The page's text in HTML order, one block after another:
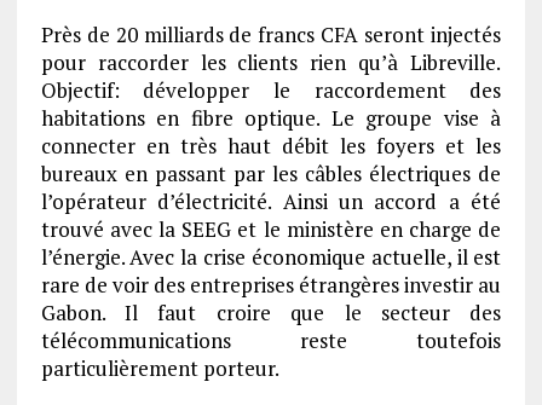
Près de 20 milliards de francs CFA seront injectés
pour raccorder les clients rien qu’à Libreville.
Objectif: développer le raccordement des
habitations en fibre optique. Le groupe vise à
connecter en très haut débit les foyers et les
bureaux en passant par les câbles électriques de
l’opérateur d’électricité. Ainsi un accord a été
trouvé avec la SEEG et le ministère en charge de
l’énergie. Avec la crise économique actuelle, il est
rare de voir des entreprises étrangères investir au
Gabon. Il faut croire que le secteur des
télécommunications reste toutefois
particulièrement porteur.